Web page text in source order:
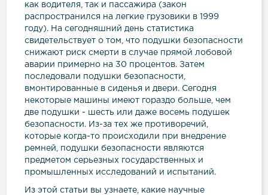
как водителя, так и пассажира (закон
распространился на легкие грузовики в 1999
году). На сегодняшний день статистика
свидетельствует о том, что подушки безопасности
снижают риск смерти в случае прямой лобовой
аварии примерно на 30 процентов. Затем
последовали подушки безопасности,
вмонтированные в сиденья и двери. Сегодня
некоторые машины имеют гораздо больше, чем
две подушки - шесть или даже восемь подушек
безопасности. Из-за тех же противоречий,
которые когда-то происходили при внедрение
ремней, подушки безопасности являются
предметом серьезных государственных и
промышленных исследований и испытаний.
Из этой статьи вы узнаете, какие научные